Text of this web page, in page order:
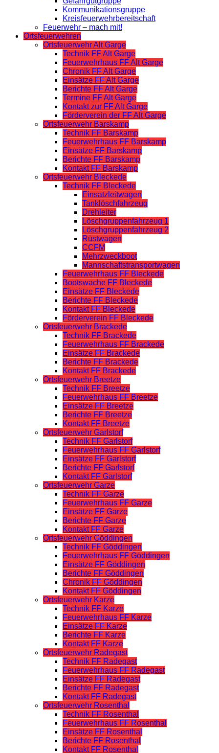
Kommunikationsgruppe
Kreisfeuerwehrbereitschaft
Feuerwehr – mach mit!
Ortsfeuerwehren
Ortsfeuerwehr Alt Garge
Technik FF Alt Garge
Feuerwehrhaus FF Alt Garge
Chronik FF Alt Garge
Einsätze FF Alt Garge
Berichte FF Alt Garge
Termine FF Alt Garge
Kontakt zur FF Alt Garge
Förderverein der FF Alt Garge
Ortsfeuerwehr Barskamp
Technik FF Barskamp
Feuerwehrhaus FF Barskamp
Einsätze FF Barskamp
Berichte FF Barskamp
Kontakt FF Barskamp
Ortsfeuerwehr Bleckede
Technik FF Bleckede
Einsatzleitwagen
Tanklöschfahrzeug
Drehleiter
Löschgruppenfahrzeug 1
Löschgruppenfahrzeug 2
Rüstwagen
CCFM
Mehrzweckboot
Mannschaftstransportwagen
Feuerwehrhaus FF Bleckede
Bootswache FF Bleckede
Einsätze FF Bleckede
Berichte FF Bleckede
Kontakt FF Bleckede
Förderverein FF Bleckede
Ortsfeuerwehr Brackede
Technik FF Brackede
Feuerwehrhaus FF Brackede
Einsätze FF Brackede
Berichte FF Brackede
Kontakt FF Brackede
Ortsfeuerwehr Breetze
Technik FF Breetze
Feuerwehrhaus FF Breetze
Einsätze FF Breetze
Berichte FF Breetze
Kontakt FF Breetze
Ortsfeuerwehr Garlstorf
Technik FF Garlstorf
Feuerwehrhaus FF Garlstorf
Einsätze FF Garlstorf
Berichte FF Garlstorf
Kontakt FF Garlstorf
Ortsfeuerwehr Garze
Technik FF Garze
Feuerwehrhaus FF Garze
Einsätze FF Garze
Berichte FF Garze
Kontakt FF Garze
Ortsfeuerwehr Göddingen
Technik FF Göddingen
Feuerwehrhaus FF Göddingen
Einsätze FF Göddingen
Berichte FF Göddingen
Chronik FF Göddingen
Kontakt FF Göddingen
Ortsfeuerwehr Karze
Technik FF Karze
Feuerwehrhaus FF Karze
Einsätze FF Karze
Berichte FF Karze
Kontakt FF Karze
Ortsfeuerwehr Radegast
Technik FF Radegast
Feuerwehrhaus FF Radegast
Einsätze FF Radegast
Berichte FF Radegast
Kontakt FF Radegast
Ortsfeuerwehr Rosenthal
Technik FF Rosenthal
Feuerwehrhaus FF Rosenthal
Einsätze FF Rosenthal
Berichte FF Rosenthal
Kontakt FF Rosenthal